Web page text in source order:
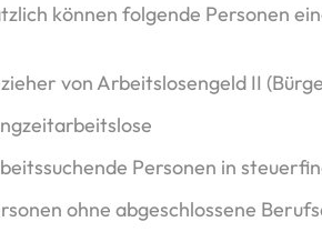
können folgende Personen
von Arbeitslosengeld II
Personen in
ohne abgeschlossene